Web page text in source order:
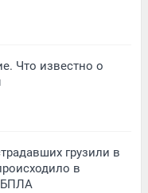
Что известно о
грузили в
в
БПЛА